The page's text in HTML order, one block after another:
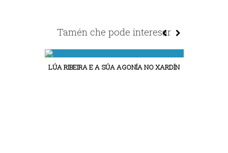
Tamén che pode interesar
LÚA RIBEIRA E A SÚA AGONÍA NO XARDÍN